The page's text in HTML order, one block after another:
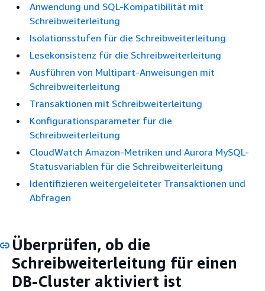
Anwendung und SQL-Kompatibilität mit
Schreibweiterleitung
Isolationsstufen für die Schreibweiterleitung
Lesekonsistenz für die Schreibweiterleitung
Ausführen von Multipart-Anweisungen mit
Schreibweiterleitung
Transaktionen mit Schreibweiterleitung
Konfigurationsparameter für die
Schreibweiterleitung
CloudWatch Amazon-Metriken und Aurora MySQL-
Statusvariablen für die Schreibweiterleitung
Identifizieren weitergeleiteter Transaktionen und
Abfragen
Überprüfen, ob die
Schreibweiterleitung für einen
DB-Cluster aktiviert ist